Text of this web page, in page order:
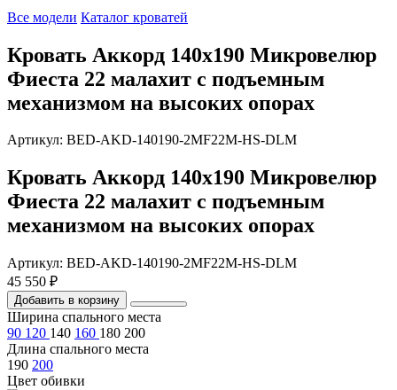
Все модели Каталог кроватей
Кровать Аккорд 140х190 Микровелюр
Фиеста 22 малахит с подъемным
механизмом на высоких опорах
Артикул: BED-AKD-140190-2MF22M-HS-DLM
Кровать Аккорд 140х190 Микровелюр
Фиеста 22 малахит с подъемным
механизмом на высоких опорах
Артикул: BED-AKD-140190-2MF22M-HS-DLM
45 550 ₽
Добавить в корзину
Ширина спального места
90 120 140 160 180 200
Длина спального места
190 200
Цвет обивки